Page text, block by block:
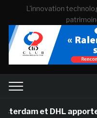
L'innovation
et DHL apportent